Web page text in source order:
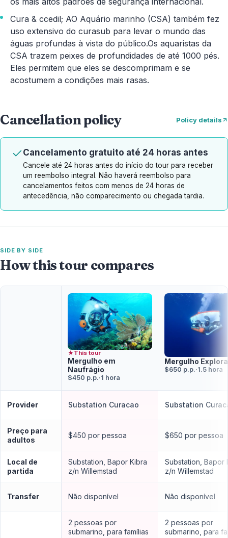
Cura & ccedil; AO Aquário marinho (CSA) também fez
uso extensivo do curasub para levar o mundo das
águas profundas à vista do público.Os aquaristas da
CSA trazem peixes de profundidades de até 1000 pés.
Eles permitem que eles se descomprimam e se
acostumem a condições mais rasas.
Cancellation policy Policy details
Cancelamento gratuito até 24 horas antes
Cancele até 24 horas antes do início do tour para receber
um reembolso integral. Não haverá reembolso para
cancelamentos feitos com menos de 24 horas de
antecedência, não comparecimento ou chegada tardia.
SIDE BY SIDE
How this tour compares
★This tour
Mergulho em
Naufrágio
$450 p.p.·1 hora
Mergulho
$650 p.p.·1.5 hora
Provider Substation Curacao Substation
Preço para
adultos
$450 por pessoa $650 por pessoa
Local de
partida
Substation, Bapor Kibra
z/n Willemstad
Substation, Bapor
z/n Willemstad
Transfer Não disponível Não disponível
2 pessoas por
submarino, para famílias
2 pessoas por
submarino, para